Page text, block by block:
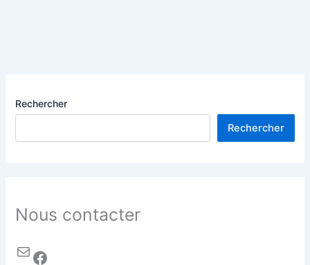
Rechercher
Rechercher
Nous contacter